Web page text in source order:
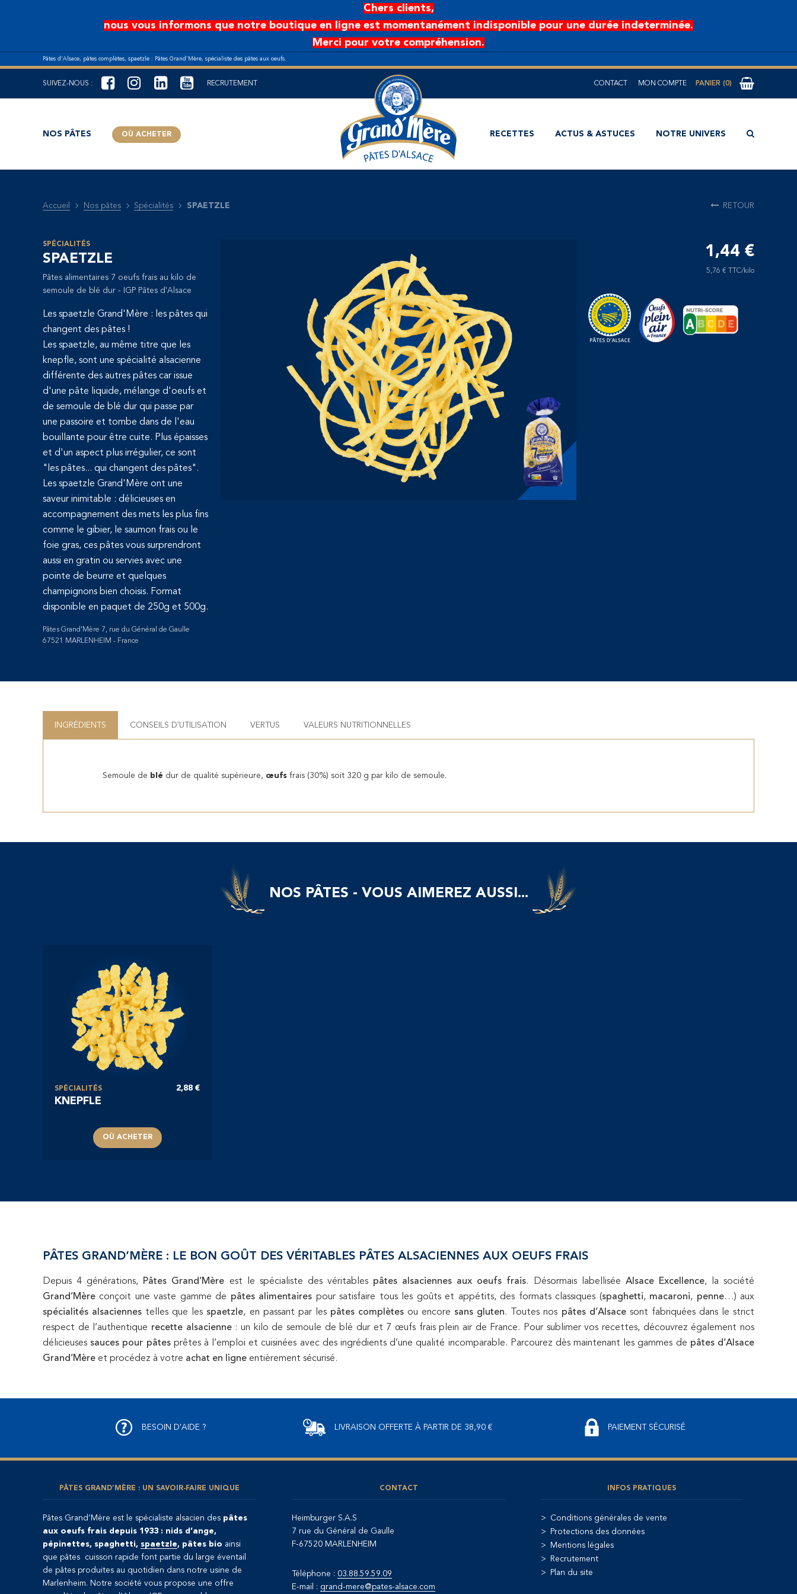
Chers clients,
nous vous informons que notre boutique en ligne est momentanément indisponible pour une durée indeterminée.
Merci pour votre compréhension.
Pâtes d’Alsace, pâtes complètes, spaetzle : Pâtes Grand’Mère, spécialiste des pâtes aux oeufs.
SUIVEZ-NOUS : RECRUTEMENT CONTACT MON COMPTE 0
NOS PÂTES OÙ ACHETER RECETTES ACTUS & ASTUCES NOTRE UNIVERS
Accueil Nos pâtes Spécialités SPAETZLE RETOUR
SPÉCIALITÉS
SPAETZLE
Pâtes alimentaires 7 oeufs frais au kilo de
semoule de blé dur - IGP Pâtes d'Alsace
Les spaetzle Grand'Mère : les pâtes qui
changent des pâtes !
Les spaetzle, au même titre que les
knepfle, sont une spécialité alsacienne
différente des autres pâtes car issue
d'une pâte liquide, mélange d'oeufs et
de semoule de blé dur qui passe par
une passoire et tombe dans de l'eau
bouillante pour être cuite. Plus épaisses
et d'un aspect plus irrégulier, ce sont
"les pâtes... qui changent des pâtes".
Les spaetzle Grand'Mère ont une
saveur inimitable : délicieuses en
accompagnement des mets les plus fins
comme le gibier, le saumon frais ou le
foie gras, ces pâtes vous surprendront
aussi en gratin ou servies avec une
pointe de beurre et quelques
champignons bien choisis. Format
disponible en paquet de 250g et 500g.
Pâtes Grand'Mère 7, rue du Général de Gaulle
67521 MARLENHEIM - France
1,44 €
5,76 € TTC/kilo
INGRÉDIENTS CONSEILS D'UTILISATION VERTUS VALEURS NUTRITIONNELLES
Semoule de blé dur de qualité supérieure, œufs frais (30%) soit 320 g par kilo de semoule.
NOS PÂTES - VOUS AIMEREZ AUSSI...
SPÉCIALITÉS 2,88 €
KNEPFLE
OÙ ACHETER
PÂTES GRAND’MÈRE : LE BON GOÛT DES VÉRITABLES PÂTES ALSACIENNES AUX OEUFS FRAIS
Depuis 4 générations, Pâtes Grand’Mère est le spécialiste des véritables pâtes alsaciennes aux oeufs frais. Désormais labellisée Alsace Excellence, la société
Grand’Mère conçoit une vaste gamme de pâtes alimentaires pour satisfaire tous les goûts et appétits, des formats classiques (spaghetti, macaroni, penne…) aux
spécialités alsaciennes telles que les spaetzle, en passant par les pâtes complètesou encore sans gluten. Toutes nos pâtes d’Alsacesont fabriquées dans le strict
respect de l’authentique recette alsacienne: un kilo de semoule de blé dur et 7 œufs frais plein air de France. Pour sublimer vos recettes, découvrez également nos
délicieuses sauces pour pâtesprêtes à l’emploi et cuisinées avec des ingrédients d’une qualité incomparable. Parcourez dès maintenant les gammes de pâtes d’Alsace
Grand’Mère et procédez à votre achat en ligne entièrement sécurisé.
BESOIN D'AIDE ? LIVRAISON OFFERTE À PARTIR DE 38,90 € PAIEMENT SÉCURISÉ
PÂTES GRAND’MÈRE : UN SAVOIR-FAIRE UNIQUE
Pâtes Grand’Mère est le spécialiste alsacien des pâtes
aux oeufs frais depuis 1933 : nids d’ange,
pépinettes, spaghetti, spaetzle, pâtes bio ainsi
que pâtes cuisson rapide font partie du large éventail
de pâtes produites au quotidien dans notre usine de
Marlenheim. Notre société vous propose une offre
CONTACT
Heimburger S.A.S
7 rue du Général de Gaulle
F-67520 MARLENHEIM
Téléphone : 03.88.59.59.09
E-mail : grand-mere@pates-alsace.com
INFOS PRATIQUES
Conditions générales de vente
Protections des données
Mentions légales
Recrutement
Plan du site